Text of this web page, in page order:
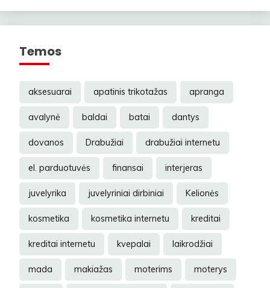
Temos
aksesuarai apatinis trikotažas apranga
avalynė baldai batai dantys
dovanos Drabužiai drabužiai internetu
el. parduotuvės finansai interjeras
juvelyrika juvelyriniai dirbiniai Kelionės
kosmetika kosmetika internetu kreditai
kreditai internetu kvepalai laikrodžiai
mada makiažas moterims moterys